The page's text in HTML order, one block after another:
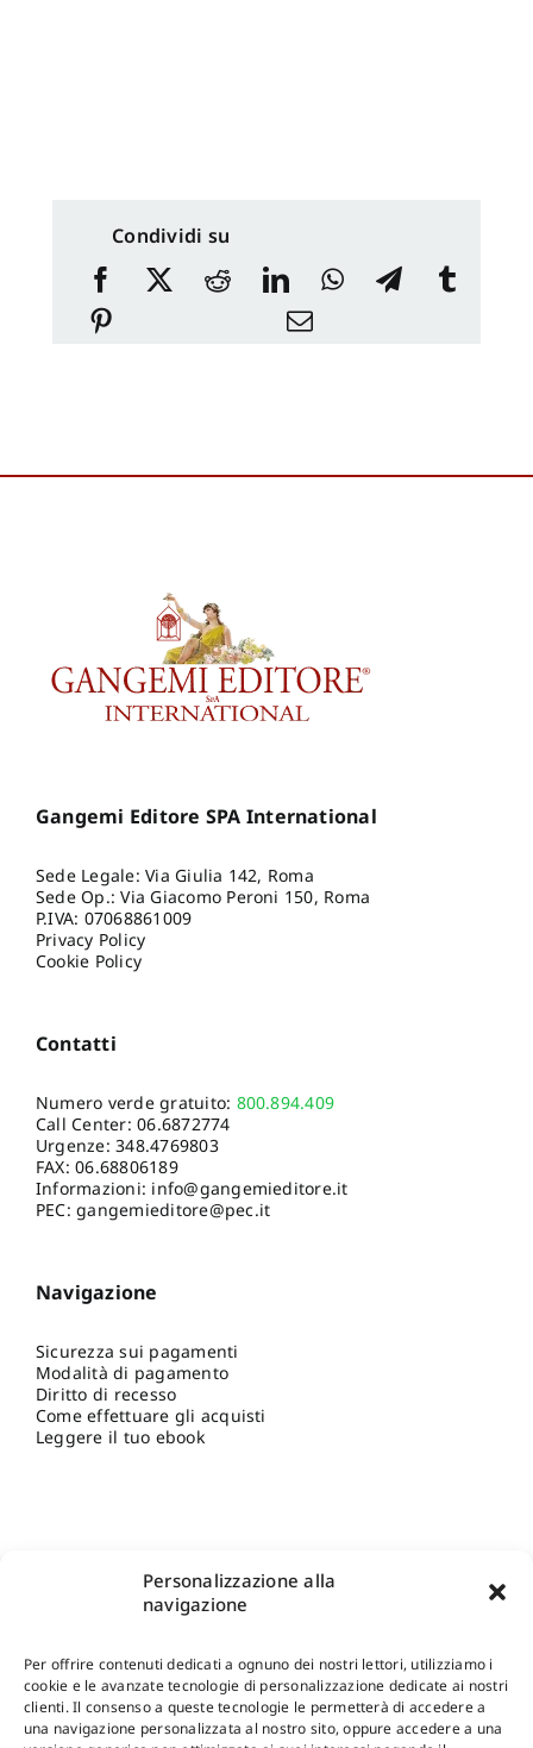
Personalizzazione alla
navigazione
Per offrire contenuti dedicati a ognuno dei nostri lettori, utilizziamo i
cookie e le avanzate tecnologie di personalizzazione dedicate ai nostri
clienti. Il consenso a queste tecnologie le permetterà di accedere a
una navigazione personalizzata al nostro sito, oppure accedere a una
Condividi su
Gangemi Editore SPA International
Sede Legale: Via Giulia 142, Roma
Sede Op.: Via Giacomo Peroni 150, Roma
P.IVA: 07068861009
Privacy Policy
Cookie Policy
Contatti
Numero verde gratuito: 800.894.409
Call Center:06.6872774
Urgenze:348.4769803
FAX: 06.68806189
Informazioni: info@gangemieditore.it
PEC: gangemieditore@pec.it
Navigazione
Sicurezza sui pagamenti
Modalità di pagamento
Diritto di recesso
Come effettuare gli acquisti
Leggere il tuo ebook
Shop Gangemi Editore-Pagamenti Sicuri e anche Rateali